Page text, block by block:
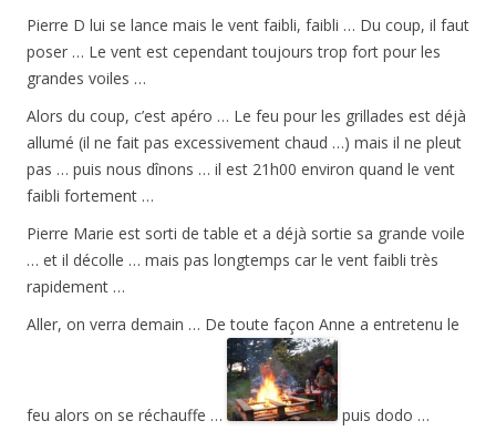
Pierre D lui se lance mais le vent faibli, faibli … Du coup, il faut
poser … Le vent est cependant toujours trop fort pour les
grandes voiles …
Alors du coup, c’est apéro … Le feu pour les grillades est déjà
allumé (il ne fait pas excessivement chaud …) mais il ne pleut
pas … puis nous dînons … il est 21h00 environ quand le vent
faibli fortement …
Pierre Marie est sorti de table et a déjà sortie sa grande voile
… et il décolle … mais pas longtemps car le vent faibli très
rapidement …
Aller, on verra demain … De toute façon Anne a entretenu le
feu alors on se réchauffe …
puis dodo …